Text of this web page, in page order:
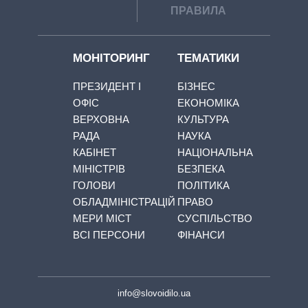
ПРАВИЛА
МОНІТОРИНГ
ПРЕЗИДЕНТ І
ОФІС
ВЕРХОВНА
РАДА
КАБІНЕТ
МІНІСТРІВ
ГОЛОВИ
ОБЛАДМІНІСТРАЦІЙ
МЕРИ МІСТ
ВСІ ПЕРСОНИ
ТЕМАТИКИ
БІЗНЕС
ЕКОНОМІКА
КУЛЬТУРА
НАУКА
НАЦІОНАЛЬНА
БЕЗПЕКА
ПОЛІТИКА
ПРАВО
СУСПІЛЬСТВО
ФІНАНСИ
info@slovoidilo.ua